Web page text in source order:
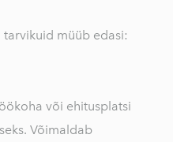
müüb edasi:
või ehitusplatsi
Võimaldab